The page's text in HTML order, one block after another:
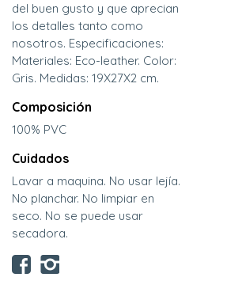
del buen gusto y que aprecian
los detalles tanto como
nosotros. Especificaciones:
Materiales: Eco-leather. Color:
Gris. Medidas: 19X27X2 cm.
Composición
100% PVC
Cuidados
Lavar a maquina. No usar lejía.
No planchar. No limpiar en
seco. No se puede usar
secadora.